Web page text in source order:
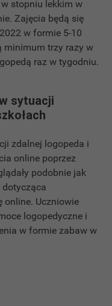
stopniu lekkim w
Zajęcia będą się
w formie 5-10
minimum trzy razy w
raz w tygodniu.
sytuacji
zdalnej logopeda i
online poprzez
podobnie jak
online. Uczniowie
logopedyczne i
w formie zabaw w